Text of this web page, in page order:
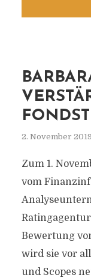
2. November 2019
Zum 1.
vom
Ratingagentur
Bewertung
wird sie vor
und Scopes